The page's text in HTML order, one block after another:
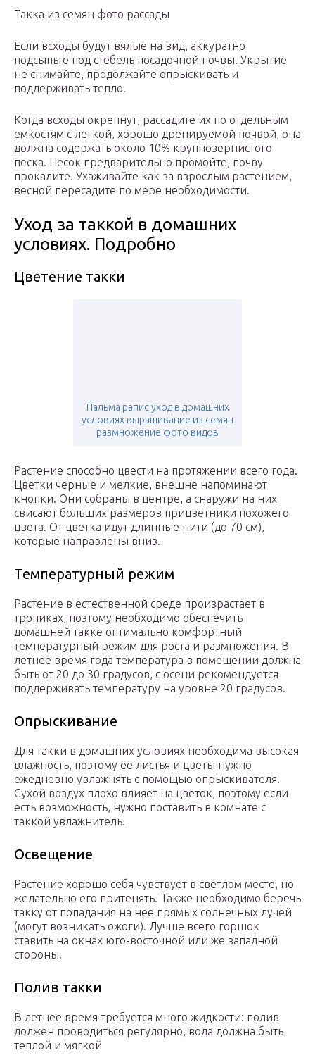
Такка из семян фото рассады
Если всходы будут вялые на вид, аккуратно
подсыпьте под стебель посадочной почвы. Укрытие
не снимайте, продолжайте опрыскивать и
поддерживать тепло.
Когда всходы окрепнут, рассадите их по отдельным
емкостям с легкой, хорошо дренируемой почвой, она
должна содержать около 10% крупнозернистого
песка. Песок предварительно промойте, почву
прокалите. Ухаживайте как за взрослым растением,
весной пересадите по мере необходимости.
Уход за таккой в домашних
условиях. Подробно
Цветение такки
Пальма рапис уход в домашних
условиях выращивание из семян
размножение фото видов
Растение способно цвести на протяжении всего года.
Цветки черные и мелкие, внешне напоминают
кнопки. Они собраны в центре, а снаружи на них
свисают больших размеров прицветники похожего
цвета. От цветка идут длинные нити (до 70 см),
которые направлены вниз.
Температурный режим
Растение в естественной среде произрастает в
тропиках, поэтому необходимо обеспечить
домашней такке оптимально комфортный
температурный режим для роста и размножения. В
летнее время года температура в помещении должна
быть от 20 до 30 градусов, с осени рекомендуется
поддерживать температуру на уровне 20 градусов.
Опрыскивание
Для такки в домашних условиях необходима высокая
влажность, поэтому ее листья и цветы нужно
ежедневно увлажнять с помощью опрыскивателя.
Сухой воздух плохо влияет на цветок, поэтому если
есть возможность, нужно поставить в комнате с
таккой увлажнитель.
Освещение
Растение хорошо себя чувствует в светлом месте, но
желательно его притенять. Также необходимо беречь
такку от попадания на нее прямых солнечных лучей
(могут возникать ожоги). Лучше всего горшок
ставить на окнах юго-восточной или же западной
стороны.
Полив такки
В летнее время требуется много жидкости: полив
должен проводиться регулярно, вода должна быть
теплой и мягкой